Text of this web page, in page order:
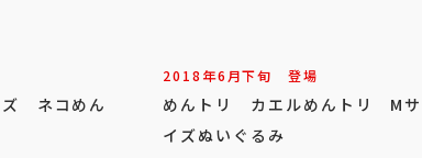
ネコめん
2018年6月下旬 登場
めんトリ カエルめんトリ Mサ
イズぬいぐるみ